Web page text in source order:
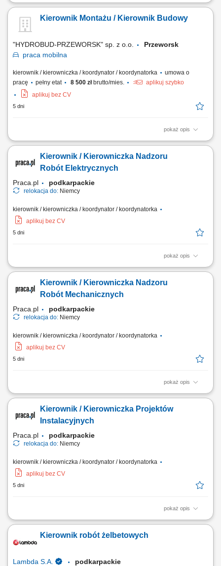
Opis stanowiska Nadzór nad bieżącą realizacją zadań konstrukcyjno-
Prowadzenie i kompletowanie dokumentacji powykonawczej,
odbiorowej oraz rozliczeniowej na każdym etapie inwestycji.
Kierownik Montażu / Kierownik Budowy
"HYDROBUD-PRZEWORSK" sp. z o.o.
Przeworsk
praca mobilna
kierownik / kierowniczka / koordynator / koordynatorka
umowa o
pracę
pełny etat 8 500 złbrutto/mies.
aplikuj szybko
aplikuj bez CV
5 dni
pokaż opis
Kompleksowe zarządzanie i nadzór nad pracami montażowymi
trapezowa)Organizacja pracy własnych brygad montażowych oraz
podwykonawców na placu budowy;Nadzór nad przestrzeganiem
Kierownik / Kierowniczka Nadzoru
Robót Elektrycznych
Praca.pl podkarpackie
relokacja do: Niemcy
kierownik / kierowniczka / koordynator / koordynatorka
aplikuj bez CV
5 dni
pokaż opis
Opis stanowiska Organizowanie i nadzorowanie robót elektrycznych
zespołami wykonawczymi i koordynacja współpracy z
podwykonawcami. Kontrola jakości wykonywanych instalacji oraz
Kierownik / Kierowniczka Nadzoru
Robót Mechanicznych
Praca.pl podkarpackie
relokacja do: Niemcy
kierownik / kierowniczka / koordynator / koordynatorka
aplikuj bez CV
5 dni
pokaż opis
Opis stanowiska Koordynowanie realizacji robót mechanicznych od
harmonogramem prac, zespołami wykonawczymi oraz
podwykonawcami na placu budowy. Nadzór nad jakością wykonania
Kierownik / Kierowniczka Projektów
Instalacyjnych
Praca.pl podkarpackie
relokacja do: Niemcy
kierownik / kierowniczka / koordynator / koordynatorka
aplikuj bez CV
5 dni
pokaż opis
Opis stanowiska Kompleksowe zarządzanie projektami z zakresu
Planowanie oraz koordynowanie realizacji inwestycji zgodnie z
harmonogramem, budżetem i wymaganiami jakościowymi. Zarządzanie
Kierownik robót żelbetowych
Lambda S.A. podkarpackie